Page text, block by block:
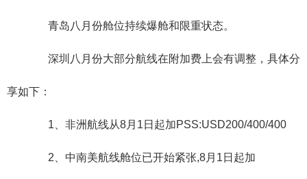
青岛八月份舱位持续爆舱和限重状态。
深圳八月份大部分航线在附加费上会有调整，具体分
享如下：
1、非洲航线从8月1日起加PSS:USD200/400/400
2、中南美航线舱位已开始紧张,8月1日起加